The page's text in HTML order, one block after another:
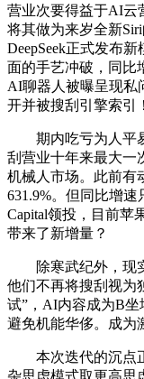
营业次要得益于AI云
将其做为来岁全新
DeepSeek正式发布
面的手艺冲破，同比
AI聊器人被曝呈现私
开并被搜刮引擎索引！
期内吃亏为人平易
刮营业十年来最大一
机械人市场。此前有
631.9%。但同比增速
Capital领投，目前苹
带来了新增量？
除寒武纪外，现实
他们不再将搜刮视为
试”，AI内容成为B坐
避免机能华侈。成为
本次迭代的沉点正
杂思虑模式取更高思